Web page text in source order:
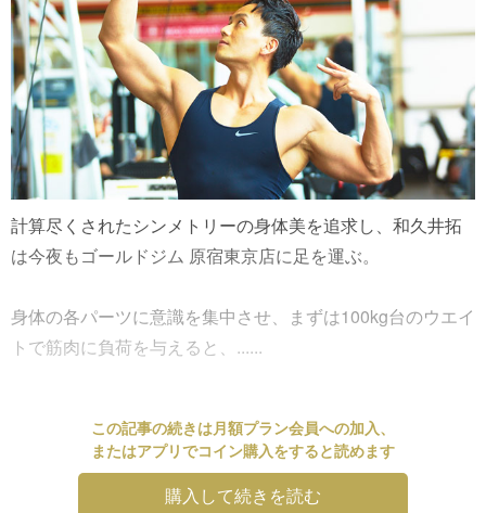
計算尽くされたシンメトリーの身体美を追求し、和久井拓
は今夜もゴールドジム 原宿東京店に足を運ぶ。
身体の各パーツに意識を集中させ、まずは100kg台のウエイ
トで筋肉に負荷を与えると、......
この記事の続きは月額プラン会員への加入、
またはアプリでコイン購入をすると読めます
購入して続きを読む